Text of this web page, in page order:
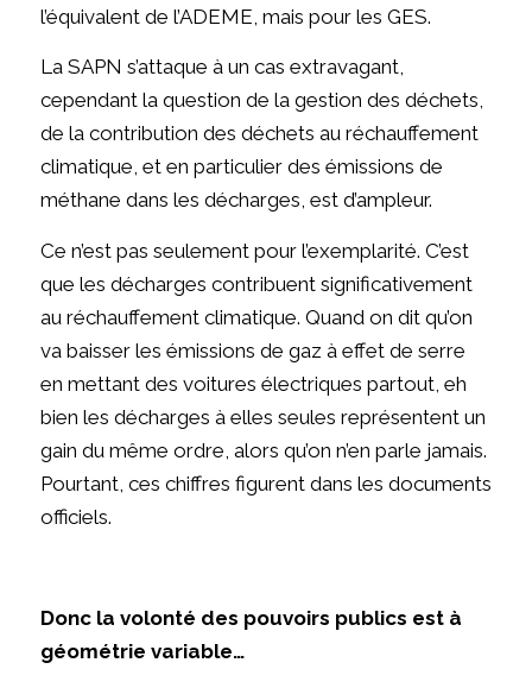
l’équivalent de l’ADEME, mais pour les GES.
La SAPN s’attaque à un cas extravagant,
cependant la question de la gestion des déchets,
de la contribution des déchets au réchauffement
climatique, et en particulier des émissions de
méthane dans les décharges, est d’ampleur.
Ce n’est pas seulement pour l’exemplarité. C’est
que les décharges contribuent significativement
au réchauffement climatique. Quand on dit qu’on
va baisser les émissions de gaz à effet de serre
en mettant des voitures électriques partout, eh
bien les décharges à elles seules représentent un
gain du même ordre, alors qu’on n’en parle jamais.
Pourtant, ces chiffres figurent dans les documents
officiels.
Donc la volonté des pouvoirs publics est à
géométrie variable…